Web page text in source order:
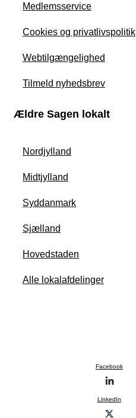
Medlemsservice
Cookies og privatlivspolitik
Webtilgængelighed
Tilmeld nyhedsbrev
Ældre Sagen lokalt
Nordjylland
Midtjylland
Syddanmark
Sjælland
Hovedstaden
Alle lokalafdelinger
Facebook
LinkedIn